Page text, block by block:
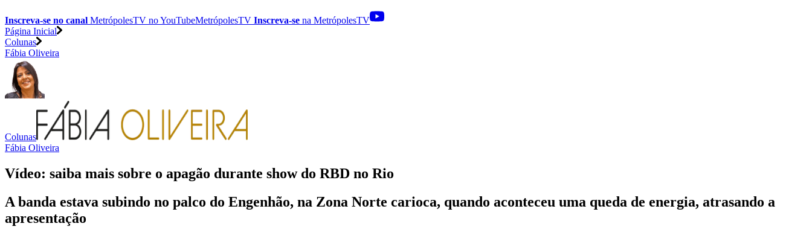
Inscreva-se no canal MetrópolesTV noYouTubeMetrópolesTV Inscreva-se na MetrópolesTV
Página Inicial
Colunas
Fábia Oliveira
Colunas
Fábia Oliveira
Vídeo: saiba mais sobre o apagão durante show do RBD no Rio
A banda estava subindo no palco do Engenhão, na Zona Norte carioca, quando aconteceu uma queda de energia, atrasando a
apresentação